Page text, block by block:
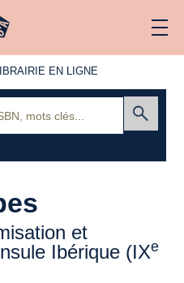
EN LIGNE
et
Ibérique (IXe